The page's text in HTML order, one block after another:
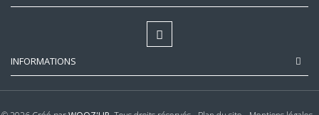
INFORMATIONS